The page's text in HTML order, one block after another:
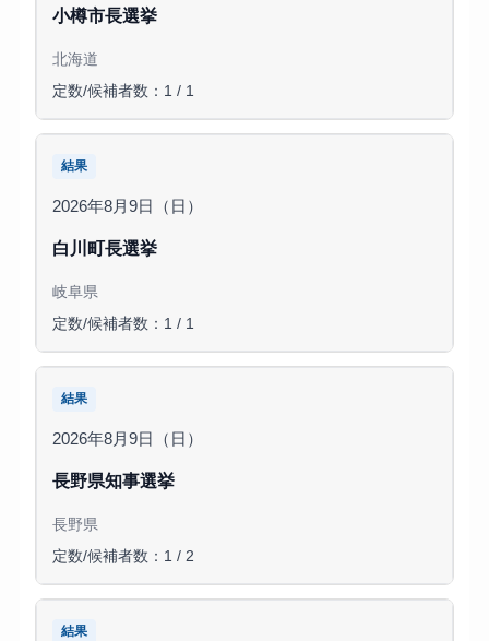
小樽市長選挙
北海道
定数/候補者数：1 / 1
結果
2026年8月9日（日）
白川町長選挙
岐阜県
定数/候補者数：1 / 1
結果
2026年8月9日（日）
長野県知事選挙
長野県
定数/候補者数：1 / 2
結果